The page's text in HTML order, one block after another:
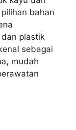
bahan
plastik
sebagai
mudah